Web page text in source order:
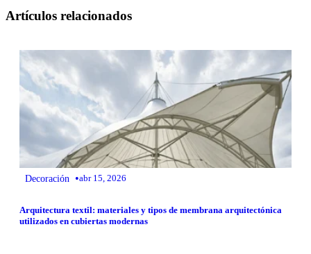
Artículos relacionados
Decoración •abr 15, 2026
Arquitectura textil: materiales y tipos de membrana arquitectónica
utilizados en cubiertas modernas